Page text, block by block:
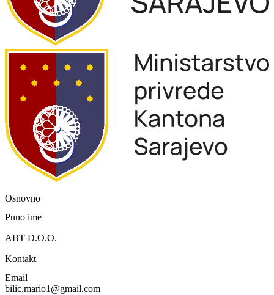
Osnovno
Puno ime
ABT D.O.O.
Kontakt
Email
bilic.mario1@gmail.com